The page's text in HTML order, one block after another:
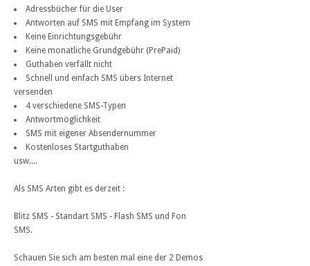
Adressbücher für die User
Antworten auf SMS mit Empfang im System
Keine Einrichtungsgebühr
Keine monatliche Grundgebühr (PrePaid)
Guthaben verfällt nicht
Schnell und einfach SMS übers Internet
versenden
4 verschiedene SMS-Typen
Antwortmöglichkeit
SMS mit eigener Absendernummer
Kostenloses Startguthaben
usw....
Als SMS Arten gibt es derzeit :
Blitz SMS - Standart SMS - Flash SMS und Fon
SMS.
Schauen Sie sich am besten mal eine der 2 Demos